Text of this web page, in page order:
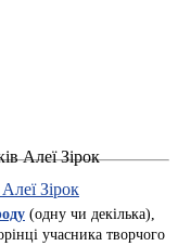
(одну чи декілька),
учасника творчого